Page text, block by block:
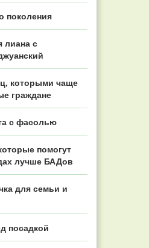
поколения
лиана с
которыми чаще
граждане
с фасолью
помогут
лучше БАДов
для семьи и
посадкой